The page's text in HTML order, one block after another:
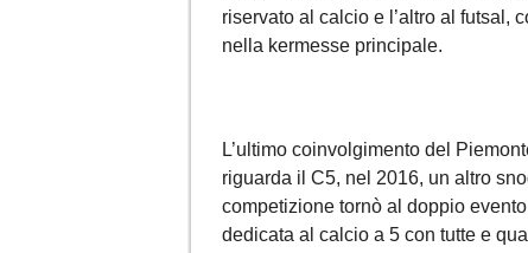
riservato al calcio e l’altro al futsal,
nella kermesse principale.
L’ultimo coinvolgimento del
riguarda il C5, nel 2016, un altro
competizione tornò al doppio
dedicata al calcio a 5 con tutte e